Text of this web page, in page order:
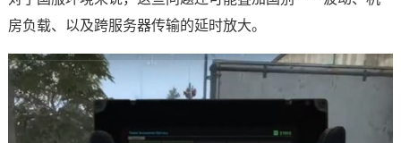
房负载、以及跨服务器传输的延时放大。